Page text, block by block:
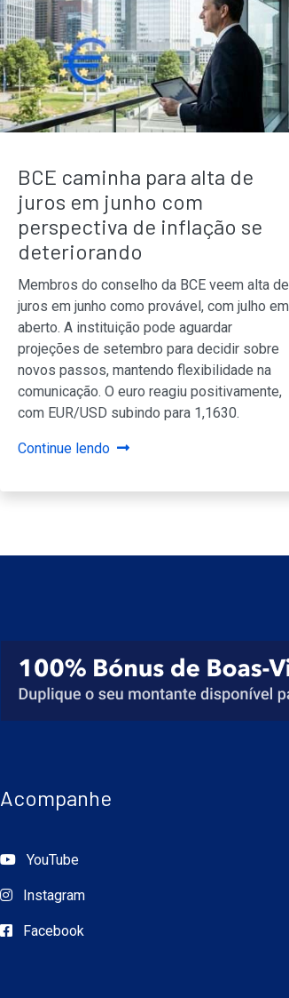
BCE caminha para alta de
juros em junho com
perspectiva de inflação se
deteriorando
Membros do conselho da BCE veem alta de
juros em junho como provável, com julho em
aberto. A instituição pode aguardar
projeções de setembro para decidir sobre
novos passos, mantendo flexibilidade na
comunicação. O euro reagiu positivamente,
com EUR/USD subindo para 1,1630.
Continue lendo
Acompanhe
YouTube
Instagram
Facebook